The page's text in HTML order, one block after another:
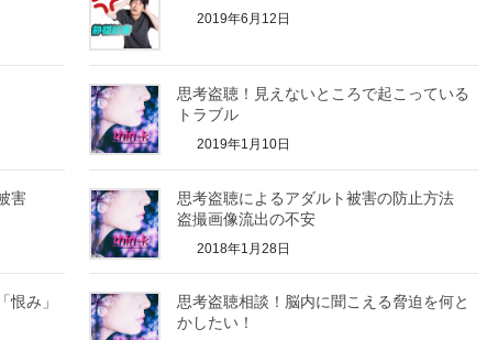
2019年6月12日
思考盗聴！見えないところで起こっている
トラブル
2019年1月10日
害
思考盗聴によるアダルト被害の防止方法
盗撮画像流出の不安
2018年1月28日
恨み」
思考盗聴相談！脳内に聞こえる脅迫を何と
かしたい！